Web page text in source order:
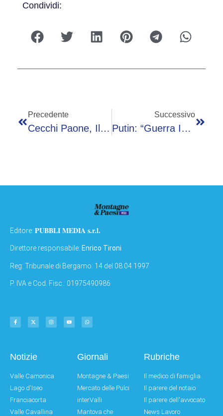
Condividi:
Precedente
Cecchi Paone, Il Coming Out E Il Marito Simone: “Con Sua Figlia Siamo Una Famiglia”
Successivo
Putin: “Guerra In Ucraina? Russia Costretta, Non È Colpa Nostra” – Video
Editore: PUBBLI MEDIA s.r.l.
Direttore responsabile: Enrico Tironi
Reg: Tribunale di Bergamo: 14 del 08.04.1997
P. IVA e Cod. Fisc.: 01975490986
Notizie
Valle Camonica
Lago d'Iseo
Franciacorta
Valle Cavallina
Giornali
Montagne & Paesi
Mercato delle Pulci
interValli
Mantova che
Rubriche
Il medico di famiglia
Il parere del notaio
Il parere dell'avvocato
News Lavoro